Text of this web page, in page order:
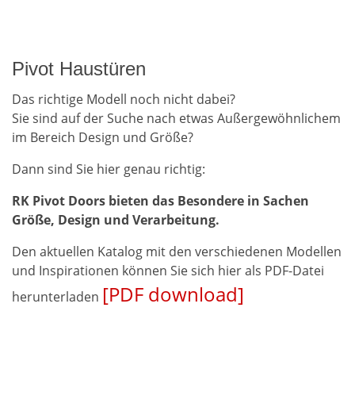
Pivot Haustüren
Das richtige Modell noch nicht dabei?
Sie sind auf der Suche nach etwas Außergewöhnlichem
im Bereich Design und Größe?
Dann sind Sie hier genau richtig:
RK Pivot Doors bieten das Besondere in Sachen
Größe, Design und Verarbeitung.
Den aktuellen Katalog mit den verschiedenen Modellen
und Inspirationen können Sie sich hier als PDF-Datei
herunterladen [PDF download]